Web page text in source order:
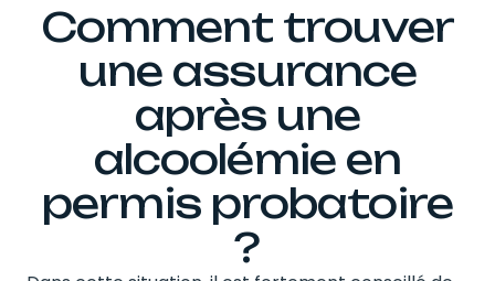
Comment trouver
une assurance
après une
alcoolémie en
permis probatoire
?